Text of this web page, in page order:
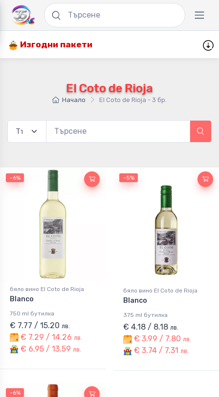
Изгодни пакети
El Coto de Rioja
Начало El Coto de Rioja - 3 бр.
-6%
бяло вино El Coto de Rioja
Blanco
750 ml бутилка
€ 7.77 / 15.20 лв.
€ 7.29 / 14.26 лв.
€ 6.95 / 13.59 лв.
-5%
бяло вино El Coto de Rioja
Blanco
375 ml бутилка
€ 4.18 / 8.18 лв.
€ 3.99 / 7.80 лв.
€ 3.74 / 7.31 лв.
-6%